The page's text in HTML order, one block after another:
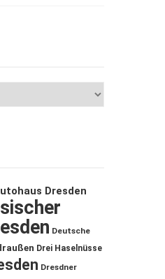
Dresden
Deutsche
Drei Haselnüsse
Dresdner